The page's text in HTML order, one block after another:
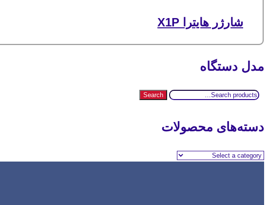
شارژر هایترا X1P
مدل دستگاه
Search
Search
دسته‌های محصولات